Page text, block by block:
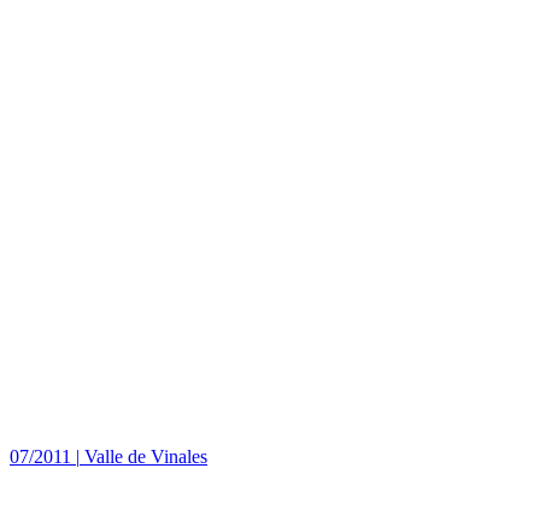
07/2011 | Valle de Vinales